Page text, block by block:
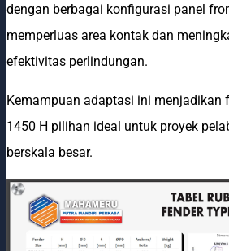
dengan berbagai konfigurasi panel
memperluas area kontak dan
efektivitas perlindungan.
Kemampuan adaptasi ini menjadikan
1450 H pilihan ideal untuk proyek
berskala besar.